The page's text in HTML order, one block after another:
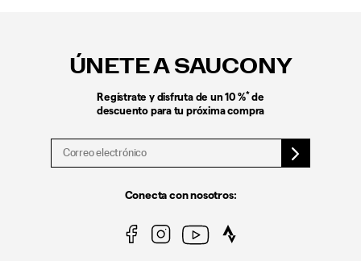
ÚNETE A SAUCONY
Regístrate y disfruta de un 10 %* de
descuento para tu próxima compra
Conecta con nosotros: